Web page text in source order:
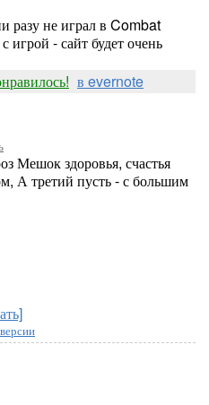
разу не играл в Combat
игрой - сайт будет очень
в evernote
Мешок здоровья, счастья
А третий пусть - с большим